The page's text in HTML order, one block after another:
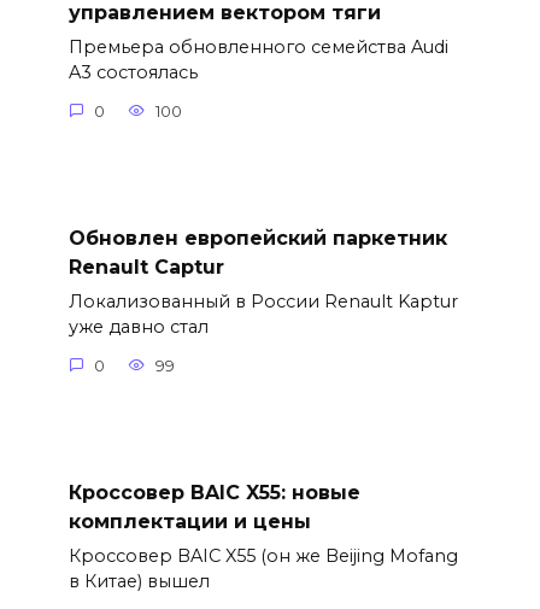
управлением вектором тяги
Премьера обновленного семейства Audi
A3 состоялась
0 100
Обновлен европейский паркетник
Renault Captur
Локализованный в России Renault Kaptur
уже давно стал
0 99
Кроссовер BAIC X55: новые
комплектации и цены
Кроссовер BAIC X55 (он же Beijing Mofang
в Китае) вышел